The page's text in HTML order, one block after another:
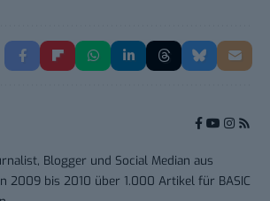
Blogger und Social Median aus
2009 bis 2010 über 1.000 Artikel für BASIC